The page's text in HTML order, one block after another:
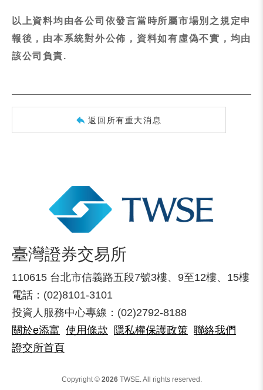
以上資料均由各公司依發言當時所屬市場別之規定申
報後，由本系統對外公佈，資料如有虛偽不實，均由
該公司負責.
返回所有重大消息
臺灣證券交易所
110615 台北市信義路五段7號3樓、9至12樓、15樓
電話：(02)8101-3101
投資人服務中心專線：(02)2792-8188
關於e添富 使用條款 隱私權保護政策 聯絡我們
證交所首頁
Copyright © 2026TWSE. All rights reserved.